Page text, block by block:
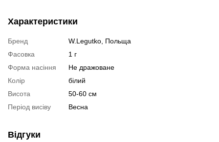
Характеристики
Бренд
W.Legutko, Польща
Фасовка
1 г
Форма насіння
Не дражоване
Колір
білий
Висота
50-60 см
Період висіву
Весна
Відгуки